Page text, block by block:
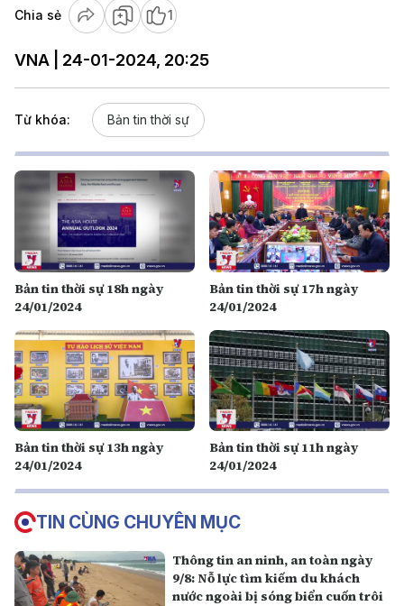
Chia sẻ 1
VNA | 24-01-2024, 20:25
Từ khóa: Bản tin thời sự
Bản tin thời sự 18h ngày
24/01/2024
Bản tin thời sự 17h ngày
24/01/2024
Bản tin thời sự 13h ngày
24/01/2024
Bản tin thời sự 11h ngày
24/01/2024
TIN CÙNG CHUYÊN MỤC
Thông tin an ninh, an toàn ngày
9/8: Nỗ lực tìm kiếm du khách
nước ngoài bị sóng biển cuốn trôi